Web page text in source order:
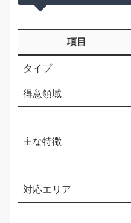
項目
タイプ
得意領域
主な特徴
対応エリア